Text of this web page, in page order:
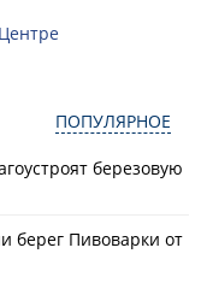
ПОПУЛЯРНОЕ
березовую
берег Пивоварки от